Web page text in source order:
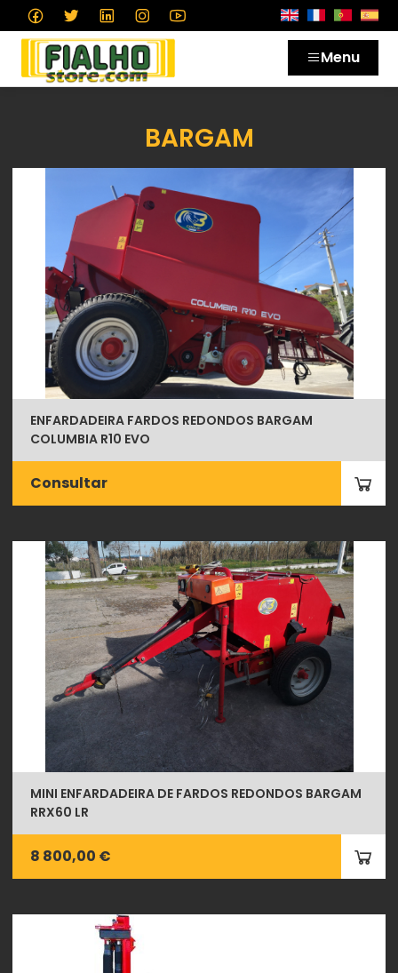
Menu
BARGAM
ENFARDADEIRA FARDOS REDONDOS BARGAM
COLUMBIA R10 EVO
Consultar
MINI ENFARDADEIRA DE FARDOS REDONDOS BARGAM
RRX60 LR
8 800,00 €